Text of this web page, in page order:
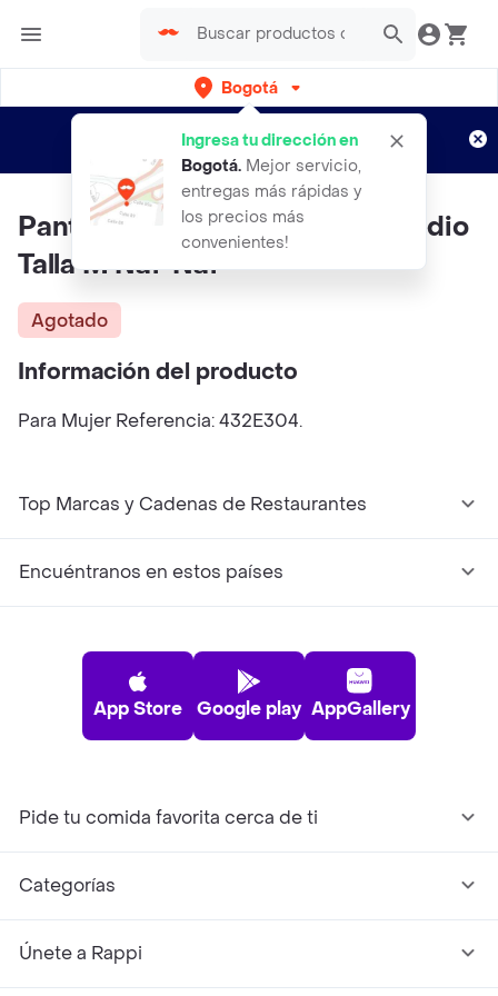
Bogotá
Ingresa tu dirección en
Bogotá. Mejor servicio,
entregas más rápidas y
los precios más
convenientes!
envíos gratis por semanas
Aplican TyC
Pantalon Nerd Cafe Secoya Medio
Talla M Naf-Naf
Agotado
Información del producto
Para Mujer Referencia: 432E304.
Top Marcas y Cadenas de Restaurantes
Encuéntranos en estos países
App Store Google play AppGallery
Pide tu comida favorita cerca de ti
Categorías
Únete a Rappi